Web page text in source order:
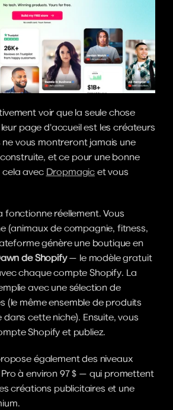
voir que la seule chose
page d'accueil est les créateurs
ne vous montreront jamais une
et ce pour une bonne
avec Dropmagic et vous
fonctionne réellement. Vous
(animaux de compagnie, fitness,
génère une boutique en
de Shopify — le modèle gratuit
chaque compte Shopify. La
avec une sélection de
(le même ensemble de produits
cette niche). Ensuite, vous
Shopify et publiez.
également des niveaux
à environ 97 $ — qui promettent
créations publicitaires et une